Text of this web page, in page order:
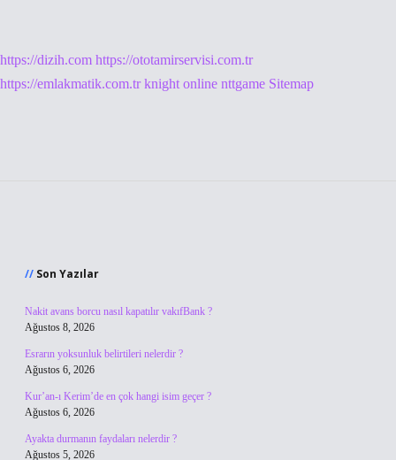
https://dizih.com https://ototamirservisi.com.tr
https://emlakmatik.com.tr knight online nttgame Sitemap
Son Yazılar
Nakit avans borcu nasıl kapatılır vakıfBank ?
Ağustos 8, 2026
Esrarın yoksunluk belirtileri nelerdir ?
Ağustos 6, 2026
Kur’an-ı Kerim’de en çok hangi isim geçer ?
Ağustos 6, 2026
Ayakta durmanın faydaları nelerdir ?
Ağustos 5, 2026